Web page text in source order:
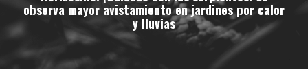
observa mayor avistamiento en jardines por calor
y lluvias